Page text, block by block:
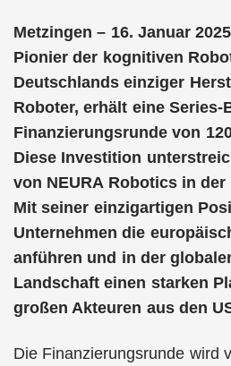
Metzingen – 16. Januar
Pionier der kognitiven
Deutschlands einziger
Roboter, erhält eine Series-
Finanzierungsrunde von
Diese Investition
von NEURA Robotics in
Mit seiner einzigartigen
Unternehmen die
anführen und in der
Landschaft einen starken
großen Akteuren aus den
Die Finanzierungsrunde wird